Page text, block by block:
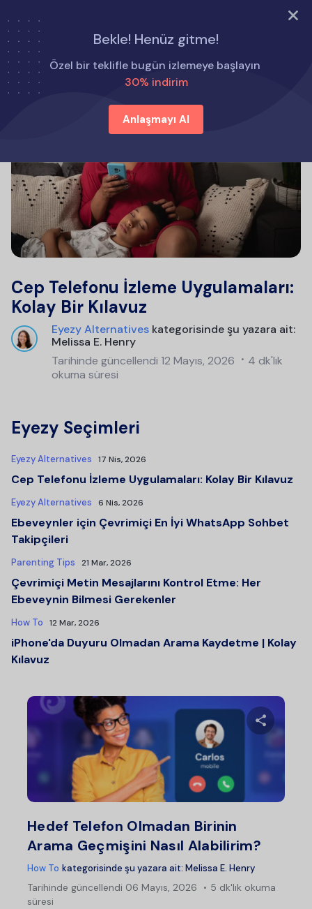
ŞİMDİ DENE
Bekle! Henüz gitme!
Özel bir teklifle bugün izlemeye başlayın
30% indirim
Anlaşmayı Al
Cep Telefonu İzleme Uygulamaları:
Kolay Bir Kılavuz
Eyezy Alternatives kategorisinde şu yazara ait:
Melissa E. Henry
Tarihinde güncellendi 12 Mayıs, 2026
4 dk'lık
okuma süresi
Eyezy Seçimleri
Eyezy Alternatives 17 Nis, 2026
Cep Telefonu İzleme Uygulamaları: Kolay Bir Kılavuz
Eyezy Alternatives 6 Nis, 2026
Ebeveynler için Çevrimiçi En İyi WhatsApp Sohbet
Takipçileri
Parenting Tips 21 Mar, 2026
Çevrimiçi Metin Mesajlarını Kontrol Etme: Her
Ebeveynin Bilmesi Gerekenler
How To 12 Mar, 2026
iPhone'da Duyuru Olmadan Arama Kaydetme | Kolay
Kılavuz
Bu
Hedef Telefon Olmadan Birinin
Arama Geçmişini Nasıl Alabilirim?
How To kategorisinde şu yazara ait: Melissa E. Henry
Tarihinde güncellendi 06 Mayıs, 2026
5 dk'lık okuma
süresi